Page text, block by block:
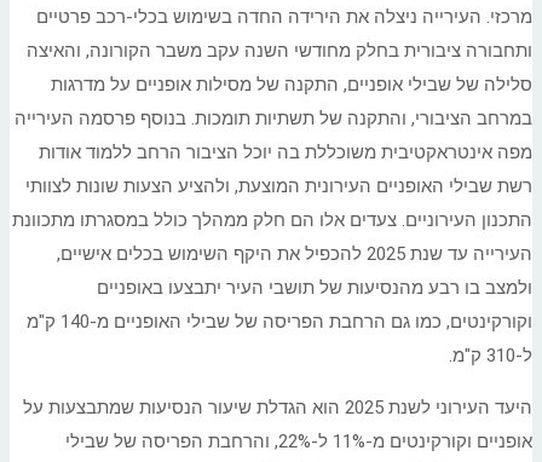
מרכזי. העירייה ניצלה את הירידה החדה בשימוש בכלי-רכב פרטיים
ותחבורה ציבורית בחלק מחודשי השנה עקב משבר הקורונה, והאיצה
סלילה של שבילי אופניים, התקנה של מסילות אופניים על מדרגות
במרחב הציבורי, והתקנה של תשתיות תומכות. בנוסף פרסמה העירייה
מפה אינטראקטיבית משוכללת בה יוכל הציבור הרחב ללמוד אודות
רשת שבילי האופניים העירונית המוצעת, ולהציע הצעות שונות לצוותי
התכנון העירוניים. צעדים אלו הם חלק ממהלך כולל במסגרתו מתכוונת
העירייה עד שנת 2025 להכפיל את היקף השימוש בכלים אישיים,
ולמצב בו רבע מהנסיעות של תושבי העיר יתבצעו באופניים
וקורקינטים, כמו גם הרחבת הפריסה של שבילי האופניים מ-140 ק"מ
ל-310 ק"מ.
היעד העירוני לשנת 2025 הוא הגדלת שיעור הנסיעות שמתבצעות על
אופניים וקורקינטים מ-11% ל-22%, והרחבת הפריסה של שבילי